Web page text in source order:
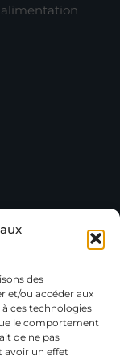
des
et/ou accéder aux
ces technologies
le comportement
de ne pas
avoir un effet